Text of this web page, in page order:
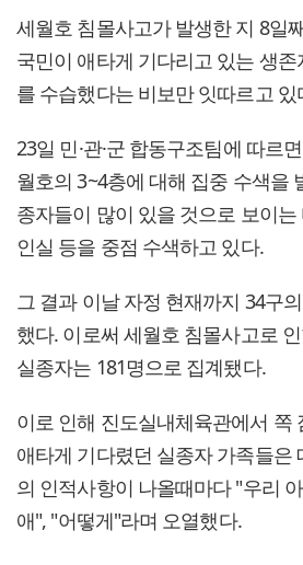
세월호 침몰사고가 발생한 지 8일
국민이 애타게 기다리고 있는 생
를 수습했다는 비보만 잇따르고 있
23일 민·관·군 합동구조팀에 따르
월호의 3~4층에 대해 집중 수색을
종자들이 많이 있을 것으로 보이는
인실 등을 중점 수색하고 있다.
그 결과 이날 자정 현재까지 34구
했다. 이로써 세월호 침몰사고로
실종자는 181명으로 집계됐다.
이로 인해 진도실내체육관에서 쪽
애타게 기다렸던 실종자 가족들은
의 인적사항이 나올때마다 "우리
애", "어떻게"라며 오열했다.